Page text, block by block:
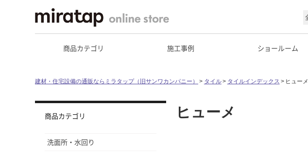
商品カテゴリ 施工事例 ショールーム
建材・住宅設備の通販ならミラタップ（旧サンワカンパニー） タイル タイルインデックス ヒューメ
ヒューメ
商品カテゴリ
洗面所・水回り